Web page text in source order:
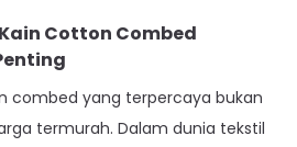
Cotton Combed
combed yang terpercaya bukan
termurah. Dalam dunia tekstil